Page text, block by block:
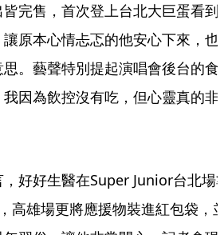
完售，首次登上台北大巨蛋看到
原本心情忐忑的他安心下來，也
。藝聲特別提起演唱會後台的食
因為飲控沒有吃，但心靈真的非
好好生醫在Super Junior台北場
高雄場更將應援物裝進紅包袋，